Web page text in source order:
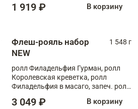
1 919 ₽ В корзину
Флеш-рояль набор
NEW
1 548 г
ролл Филадельфия Гурман, ролл
Королевская креветка, ролл
Филадельфия в масаго, запеч. ролл
Тигровая креветка с моцареллой,
3 049 ₽ В корзину